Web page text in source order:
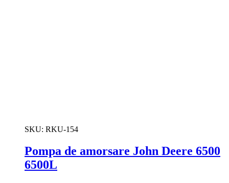
SKU: RKU-154
Pompa de amorsare John Deere 6500
6500L